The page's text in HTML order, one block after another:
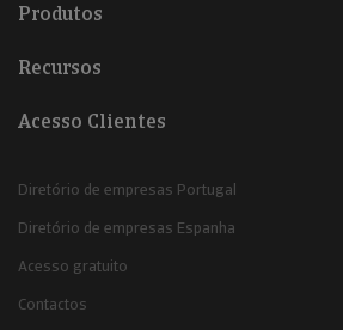
Produtos
Recursos
Acesso Clientes
Diretório de empresas Portugal
Diretório de empresas Espanha
Acesso gratuito
Contactos